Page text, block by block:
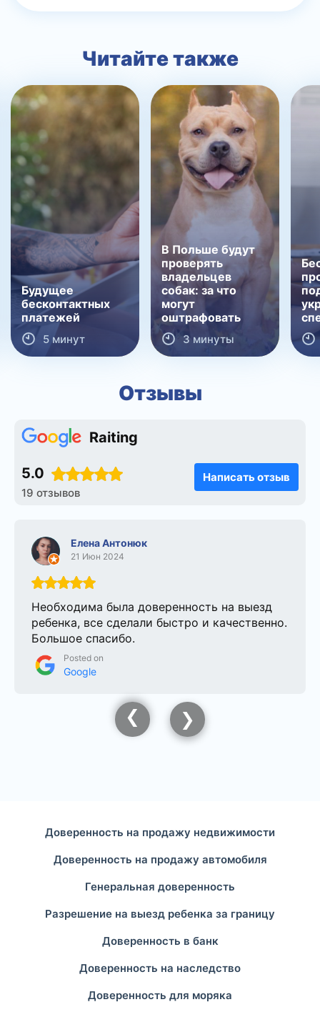
Читайте также
Будущее
бесконтактных
платежей
5 минут
В Польше будут
проверять
владельцев
собак: за что
могут
оштрафовать
3 минуты
Отзывы
Raiting
5.0
19 отзывов
Написать отзыв
Елена Антонюк
21 Июн 2024
Необходима была доверенность на выезд
ребенка, все сделали быстро и качественно.
Большое спасибо.
Posted on
Google
Доверенность на продажу недвижимости
Доверенность на продажу автомобиля
Генеральная доверенность
Разрешение на выезд ребенка за границу
Доверенность в банк
Доверенность на наследство
Доверенность для моряка